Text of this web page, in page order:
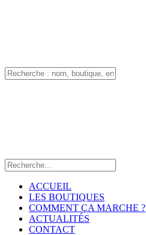
ACCUEIL
LES BOUTIQUES
COMMENT ÇA MARCHE ?
ACTUALITÉS
CONTACT